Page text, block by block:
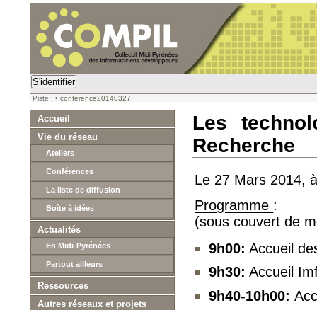
S'identifier
Piste : • conference20140327
Accueil
Vie du réseau
Ateliers
Conférences
La liste de diffusion
Boîte à idées
Actualités
En Midi-Pyrénées
Partout ailleurs
Ressources
Autres réseaux et projets
Les
Recherche
Le 27 Mars 2014,
Programme :
(sous couvert de
9h00: Accueil
9h30: Accueil
9h40-10h00: